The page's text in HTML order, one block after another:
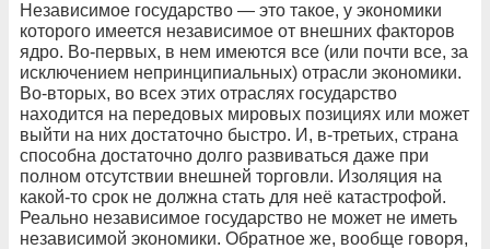
Независимое государство — это такое, у экономики
которого имеется независимое от внешних факторов
ядро. Во-первых, в нем имеются все (или почти все, за
исключением непринципиальных) отрасли экономики.
Во-вторых, во всех этих отраслях государство
находится на передовых мировых позициях или может
выйти на них достаточно быстро. И, в-третьих, страна
способна достаточно долго развиваться даже при
полном отсутствии внешней торговли. Изоляция на
какой-то срок не должна стать для неё катастрофой.
Реально независимое государство не может не иметь
независимой экономики. Обратное же, вообще говоря,